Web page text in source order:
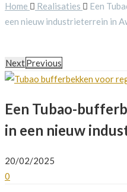
Home Realisaties
Een
een nieuw industrieterrein in
NextPrevious
Een Tubao-
in een nieuw
20/02/2025
0